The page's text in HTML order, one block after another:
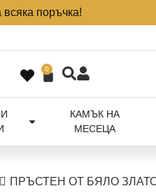
всяка поръчка!
0
КАМЪК НА
МЕСЕЦА
ПРЪСТЕН ОТ БЯЛО